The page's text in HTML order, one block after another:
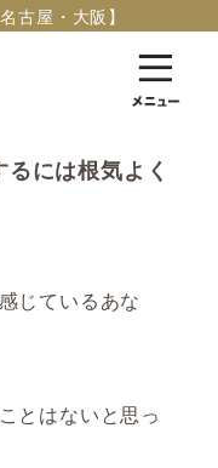
古屋・大阪】
には根気よく
じているあな
とはないと思っ